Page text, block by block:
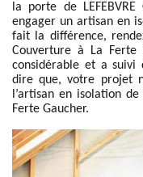
la porte de
engager un artisan en
fait la différence,
Couverture à La Ferte
considérable et a suivi
dire que, votre projet
l’artisan en isolation
Ferte Gaucher.